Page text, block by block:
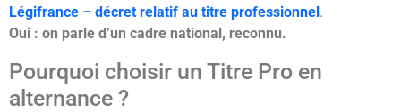
Légifrance – décret relatif au titre professionnel.
Oui : on parle d’un cadre national, reconnu.
Pourquoi choisir un Titre Pro en
alternance ?